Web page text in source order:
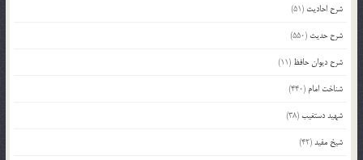
شرح احادیث (51)
شرح حدیث (550)
شرح دیوان حافظ (11)
شناخت امام (440)
شهید دستغیب(38)
شیخ مفید(42)